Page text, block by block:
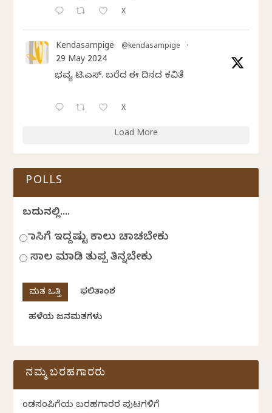
X
Kendasampige @kendasampige ·
29 May 2024
ಭವ್ಯ ಟಿ.ಎಸ್. ಬರೆದ ಈ ದಿನದ ಕವಿತೆ
X
Load More
POLLS
ಬದುಕಿನಲ್ಲಿ....
ಹಾಸಿಗೆ ಇದ್ದಷ್ಟು ಕಾಲು ಚಾಚಬೇಕು
ಸಾಲ ಮಾಡಿ ತುಪ್ಪ ತಿನ್ನಬೇಕು
ಫಲಿತಾಂಶ
ಹಳೆಯ ಜನಮತಗಳು
ನಮ್ಮ ಬರಹಗಾರರು
ಕೆಂಡಸಂಪಿಗೆಯ ಬರಹಗಾರರ ಪುಟಗಳಿಗೆ